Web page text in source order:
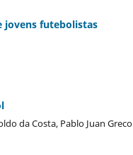
jovens futebolistas
da Costa, Pablo Juan Greco